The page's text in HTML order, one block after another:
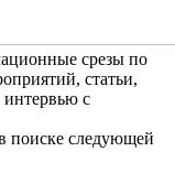
срезы по
статьи,
интервью с
поиске следующей